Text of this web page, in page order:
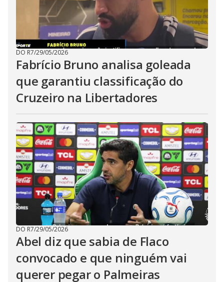
DO R7/29/05/2026
Fabrício Bruno analisa goleada
que garantiu classificação do
Cruzeiro na Libertadores
DO R7/29/05/2026
Abel diz que sabia de Flaco
convocado e que ninguém vai
querer pegar o Palmeiras